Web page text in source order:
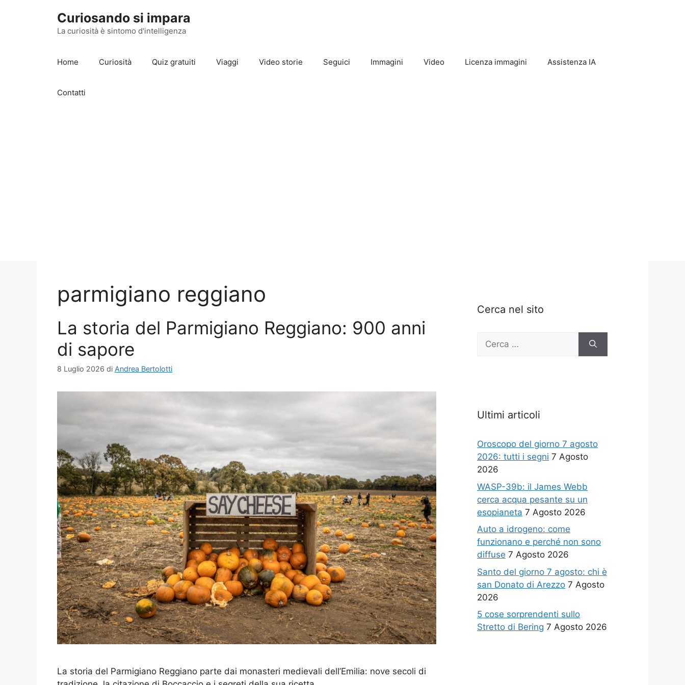
Curiosando si impara
La curiosità è sintomo d'intelligenza
Home Curiosità Quiz gratuiti Viaggi Video storie Seguici Immagini Video Licenza immagini Assistenza IA
Contatti
parmigiano reggiano
La storia del Parmigiano Reggiano: 900 anni
di sapore
8 Luglio 2026 di Andrea Bertolotti
La storia del Parmigiano Reggiano parte dai monasteri medievali dell’Emilia: nove secoli di
Cerca nel sito
Ricerca
Ultimi articoli
Oroscopo del giorno 7 agosto
2026: tutti i segni 7 Agosto
2026
WASP-39b: il James Webb
cerca acqua pesante su un
esopianeta 7 Agosto 2026
Auto a idrogeno: come
funzionano e perché non sono
diffuse 7 Agosto 2026
Santo del giorno 7 agosto: chi è
san Donato di Arezzo 7 Agosto
2026
5 cose sorprendenti sullo
Stretto di Bering 7 Agosto 2026